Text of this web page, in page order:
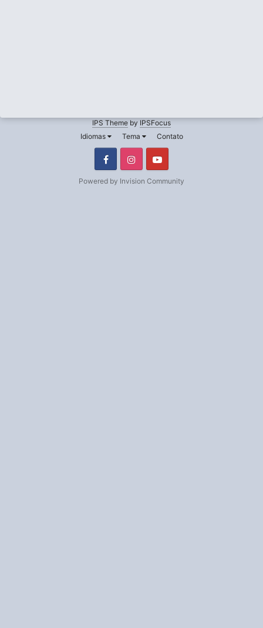
IPS Theme by IPSFocus
Idiomas
Tema Contato
FacebookInstagram
Powered by Invision Community